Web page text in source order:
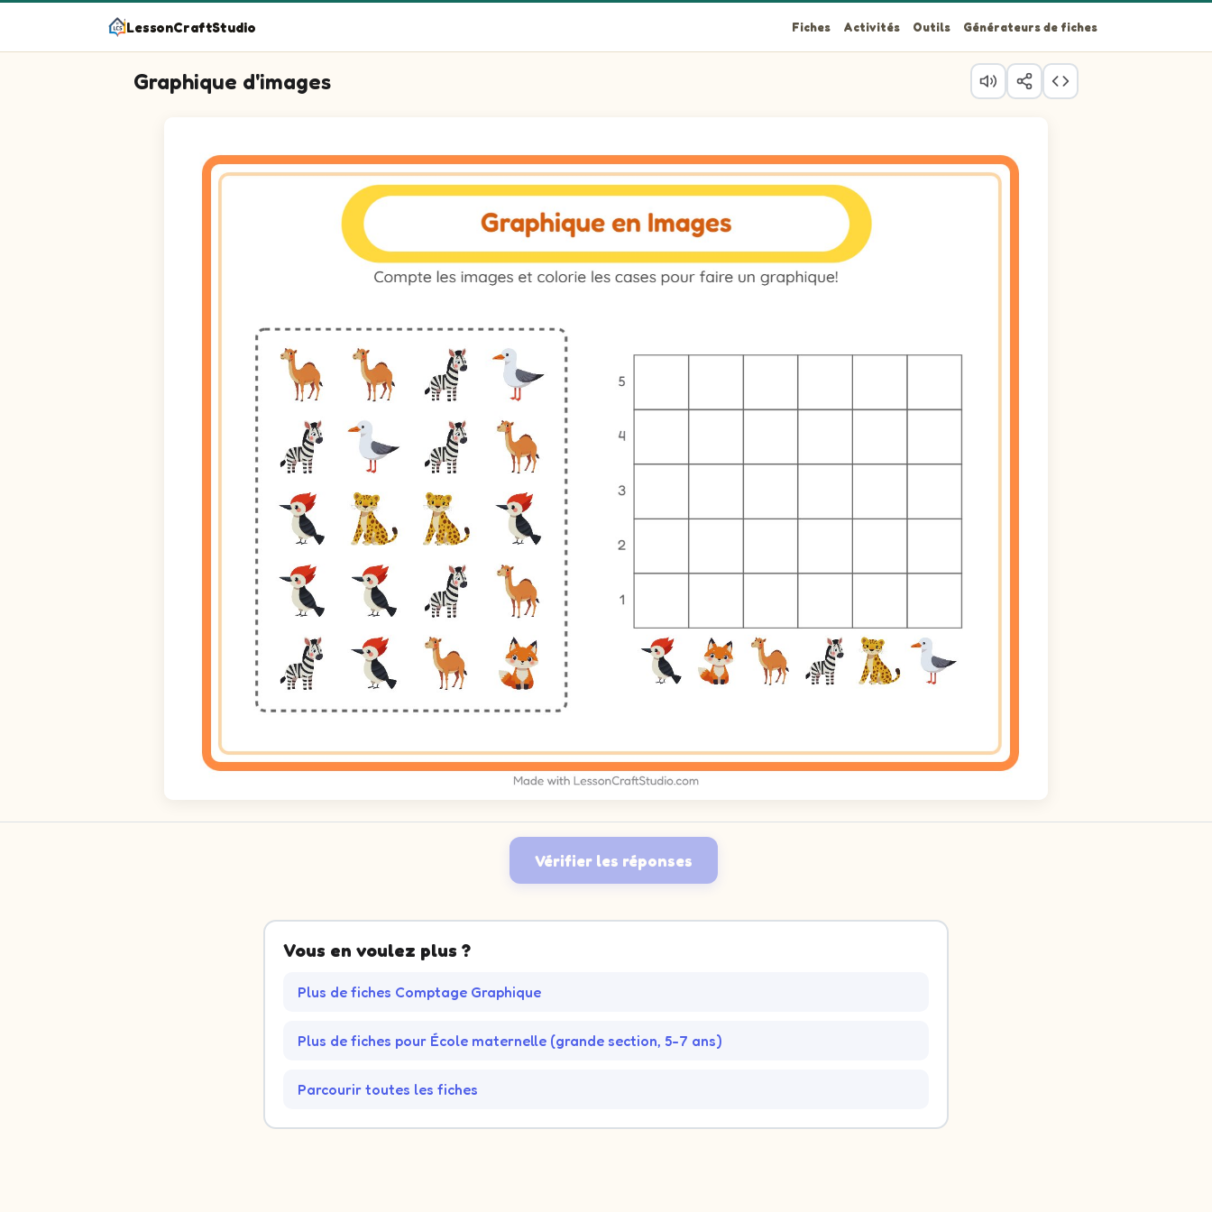
LessonCraftStudio Fiches Activités Outils Générateurs de fiches
Graphique d'images
Question 2 : Compte les renards sur l'image, puis colorie la colonne pour indiquer le nombre trouvé.
Question 3 : Compte les chameaux sur l'image, puis colorie la colonne pour indiquer le nombre trouvé.
Question 4 : Compte les zèbres sur l'image, puis colorie la colonne pour indiquer le nombre trouvé.
Question 5 : Compte les Jaguars sur l'image, puis colorie la colonne pour indiquer le nombre trouvé.
Question 6 : Compte les mouettes sur l'image, puis colorie la colonne pour indiquer le nombre trouvé.
Vérifier les réponses
Vous en voulez plus ?
Plus de fiches Comptage Graphique
Plus de fiches pour École maternelle (grande section, 5-7 ans)
Parcourir toutes les fiches